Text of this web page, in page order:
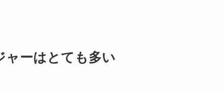
ーはとても多い